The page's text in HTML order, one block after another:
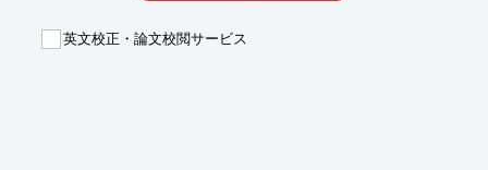
をスムーズに
◎解説どおりに進めるだけで組み込みウェブサーバが完成
英文校正・論文校閲サービス